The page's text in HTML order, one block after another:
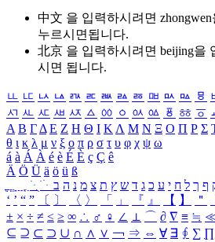
中文 을 입력하시려면 zhongwen
누르시면됩니다.
北京 을 입력하시려면 beijing을
시면 됩니다.
ㅥ ㅦ ㅧ ㅨ ㅩ ㅪ ㅫ ㅬ ㅭ ㅮ ㅯ ㅰ ㅱ
ㅺ ㅻ ㅼ ㅽ ㅾ ㅿ ㆀ ㆁ ㆂ ㆃ ㆄ ㆅ ㆆ
Α Β ΓΔ Ε Ζ Η Θ Ι ΚΛ Μ Ν Ξ Ο Π Ρ Σ
θ ι κ λ μ ν ξ ο π ρ σ τ υ φ χ ψ ω
á à Á À é è É È ç Ç ê
Ä Ö Ü ä ö ü ß
ִֶֹ ֻּ ׁׂ ף ך ל ח י ע כ ג ד ש ץ ת צ מ נ ה ב
‘ ’ “ ” 〔 〕 〈 〉 「 」 『 』 【 】 ＂
± × ÷ ≠ ≤ ≥ ∞ ∴ ♂ ♀ ∠ ⊥ ⌒ ∂ ∇ ≡ ≒
⊆ ⊇ ⊂ ⊃ ∪ ∩ ∧ ∨ ￢ ⇒ ⇔ ∀ ∃ ∮ ∑ ∏